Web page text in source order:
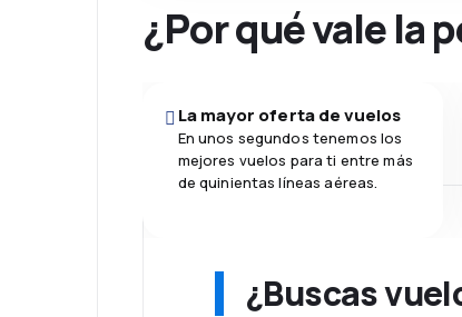
¿Por qué vale la
La mayor oferta de vuelos
En unos segundos tenemos los
mejores vuelos para ti entre más
de quinientas líneas aéreas.
¿Buscas